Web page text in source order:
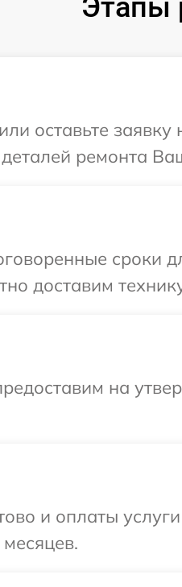
Этапы
оставьте
ремонта
сроки
доставим
на
и оплаты